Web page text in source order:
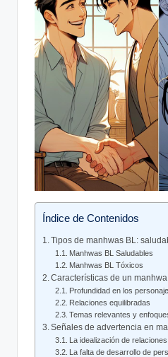
Índice de Contenidos
Tipos de manhwas BL:
Manhwas BL ‌Saludables
Manhwas BL Tóxicos
Características de​ un
Profundidad en los
Relaciones equilibradas
Temas relevantes y
Señales de advertencia en
La idealización de
La ‍falta de desarrollo de